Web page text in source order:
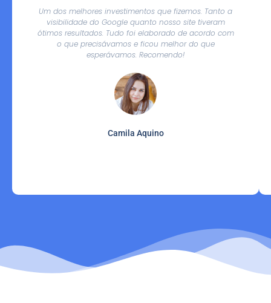
Um dos melhores investimentos que fizemos. Tanto a
visibilidade do Google quanto nosso site tiveram
ótimos resultados. Tudo foi elaborado de acordo com
o que precisávamos e ficou melhor do que
esperávamos. Recomendo!
Camila Aquino